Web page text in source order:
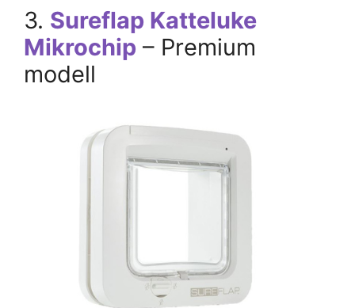
3. Sureflap Katteluke
Mikrochip – Premium
modell